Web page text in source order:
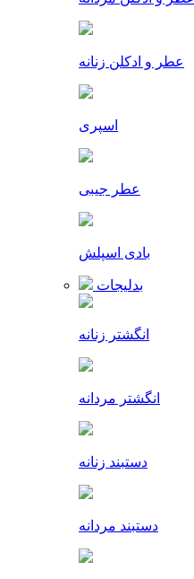
عطر و ادکلن زنانه
اسپری
عطر جیبی
بادی اسپلش
بدلیجات
انگشتر زنانه
انگشتر مردانه
دستبند زنانه
دستبند مردانه